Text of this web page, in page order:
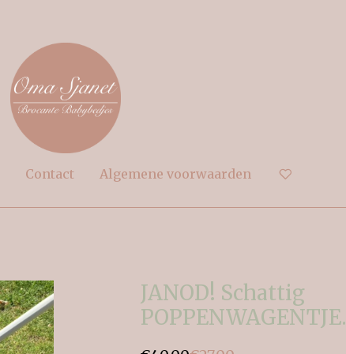
Contact Algemene voorwaarden
JANOD! Schattig
POPPENWAGENTJE.